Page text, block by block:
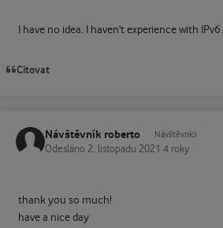
I have no idea. I haven't experience with IPv6.
Citovat
Návštěvník roberto Návštěvníci
Odesláno 2. listopadu 2021 4 roky
thank you so much!
have a nice day